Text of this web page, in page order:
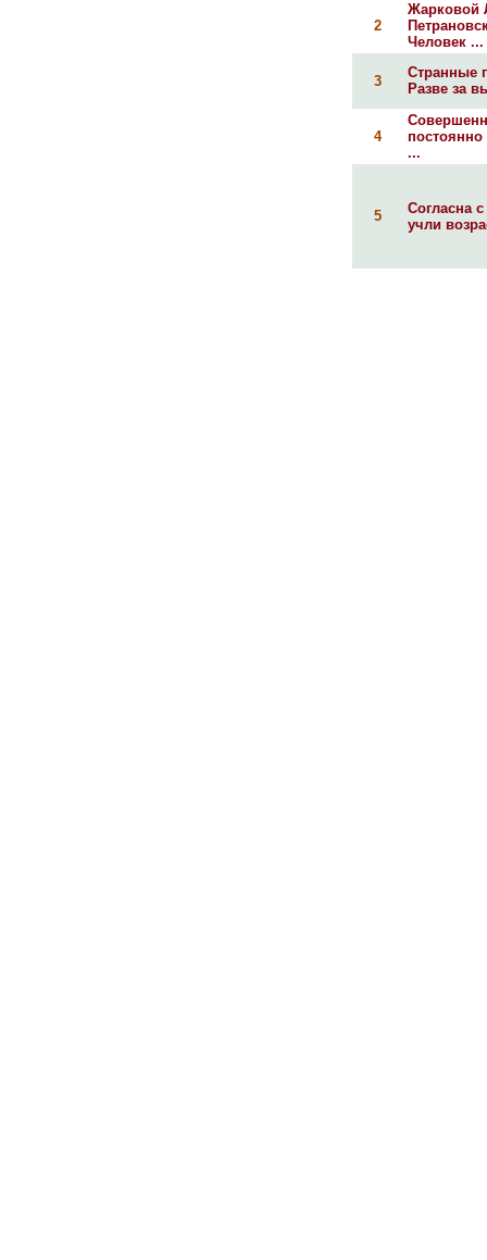
2
Жарковой
Человек ...
3
Странные
Разве за
4
...
5
Согласна
учли